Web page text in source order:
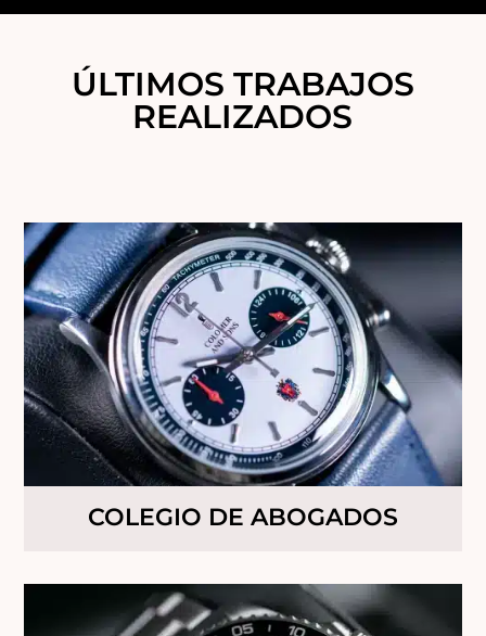
ÚLTIMOS TRABAJOS
REALIZADOS
COLEGIO DE ABOGADOS